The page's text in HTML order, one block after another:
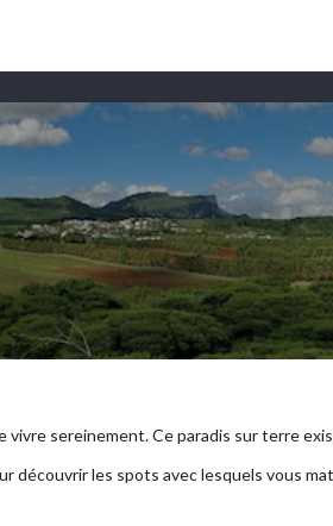
vivre sereinement. Ce paradis sur terre
découvrir les spots avec lesquels vous